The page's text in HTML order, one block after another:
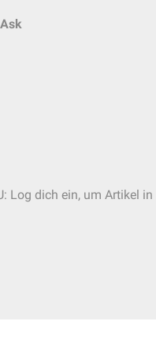
Ask
Log dich ein, um Artikel